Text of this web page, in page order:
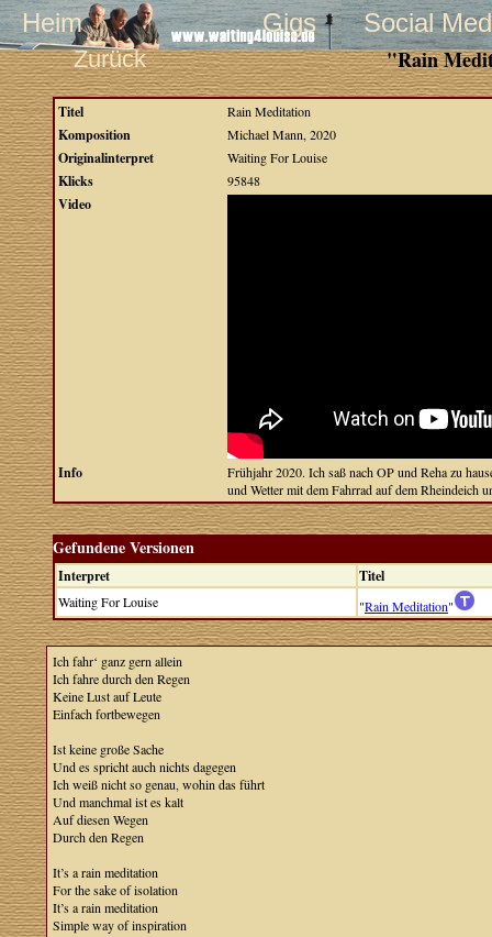
Heim Gigs Social
Zurück "Rain
Titel Rain Meditation
Komposition Michael Mann, 2020
Originalinterpret Waiting For Louise
Klicks 95848
Video
Info
Frühjahr 2020. Ich saß nach OP und Reha zu
und Wetter mit dem Fahrrad auf dem Rheindeich
Gefundene Versionen
Interpret Titel
Waiting For Louise "Rain Meditation"
Ich fahr‘ ganz gern allein
Ich fahre durch den Regen
Keine Lust auf Leute
Einfach fortbewegen
Ist keine große Sache
Und es spricht auch nichts dagegen
Ich weiß nicht so genau, wohin das führt
Und manchmal ist es kalt
Auf diesen Wegen
Durch den Regen
It’s a rain meditation
For the sake of isolation
It’s a rain meditation
Simple way of inspiration